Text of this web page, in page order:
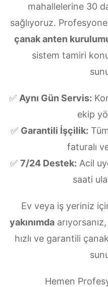
mahallelerine 30
sağlıyoruz.
çanak anten
sistem tamiri
✅ Aynı Gün Servis:
ekip
✅ Garantili İşçilik:
faturalı
✅ 7/24 Destek: Acil
saati
Ev veya iş yeriniz
yakınımda
hızlı ve garantili
Hemen